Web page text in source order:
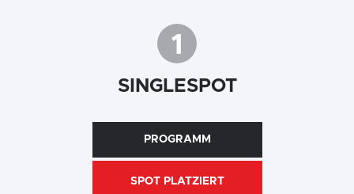
1
SINGLESPOT
PROGRAMM
SPOT PLATZIERT